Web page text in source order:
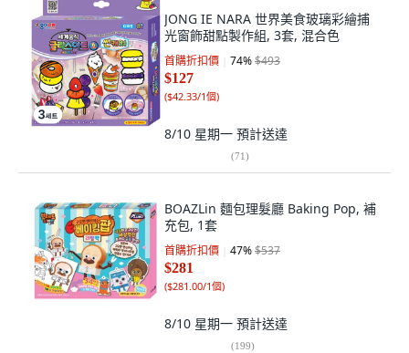
JONG IE NARA 世界美食玻璃彩繪捕
光窗飾甜點製作組, 3套, 混合色
首購折扣價 74%$493
$127
($42.33/1個)
8/10 星期一 預計送達
(71)
BOAZLin 麵包理髮廳 Baking Pop, 補
充包, 1套
首購折扣價 47%$537
$281
($281.00/1個)
8/10 星期一 預計送達
(199)